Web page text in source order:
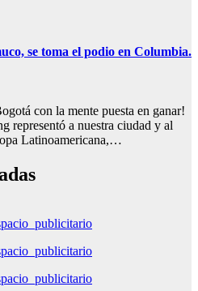
se toma el podio en Columbia.
con la mente puesta en ganar!
representó a nuestra ciudad y al
Latinoamericana,…